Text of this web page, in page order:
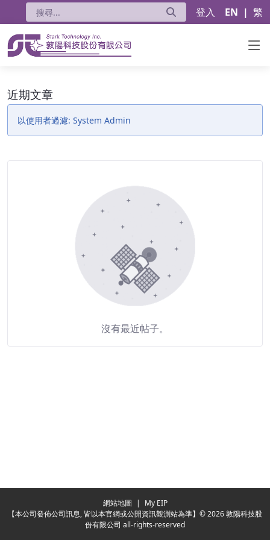
登入 EN | 繁
近期文章
以使用者過濾: System Admin
沒有最近帖子。
網站地圖 |
My EIP
【本公司發佈公司訊息, 皆以本官網或公開資訊觀測站為準】© 2026 敦陽科技股
份有限公司 all-rights-reserved